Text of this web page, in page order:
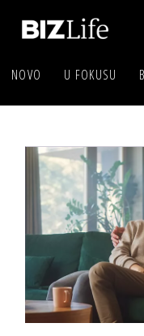
NOVO U FOKUSU